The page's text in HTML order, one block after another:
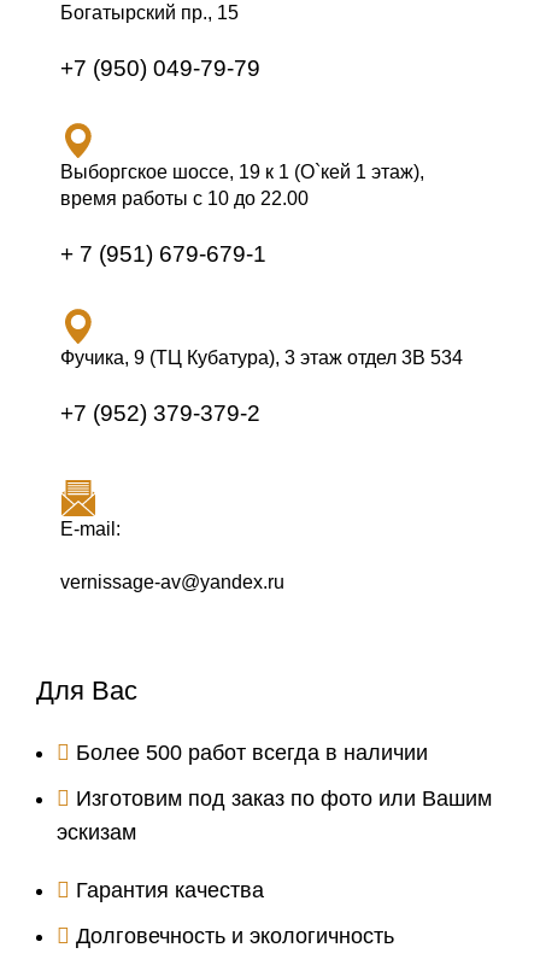
Богатырский пр., 15
+7 (950) 049-79-79
Выборгское шоссе, 19 к 1 (О`кей 1 этаж),
время работы с 10 до 22.00
+ 7 (951) 679-679-1
Фучика, 9 (ТЦ Кубатура), 3 этаж отдел 3В 534
+7 (952) 379-379-2
E-mail:
vernissage-av@yandex.ru
Для Вас
Более 500 работ всегда в наличии
Изготовим под заказ по фото или Вашим
эскизам
Гарантия качества
Долговечность и экологичность